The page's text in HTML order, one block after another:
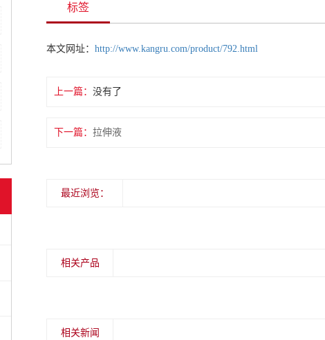
标签
本文网址： http://www.kangru.com/product/792.html
上一篇： 没有了
下一篇： 拉伸液
最近浏览：
相关产品
相关新闻